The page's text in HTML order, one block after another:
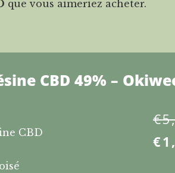
que vous aimeriez acheter.
CBD 49% –
CBD
€
€